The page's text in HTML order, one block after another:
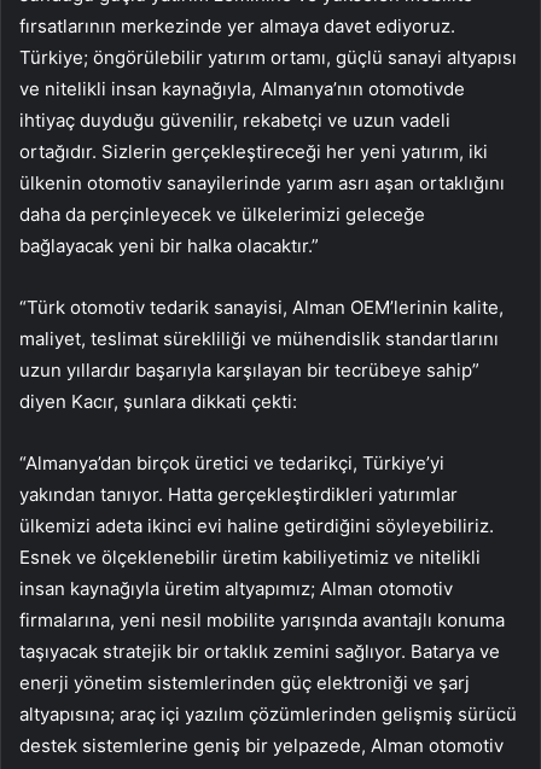
fırsatlarının merkezinde yer almaya davet ediyoruz.
Türkiye; öngörülebilir yatırım ortamı, güçlü sanayi altyapısı
ve nitelikli insan kaynağıyla, Almanya’nın otomotivde
ihtiyaç duyduğu güvenilir, rekabetçi ve uzun vadeli
ortağıdır. Sizlerin gerçekleştireceği her yeni yatırım, iki
ülkenin otomotiv sanayilerinde yarım asrı aşan ortaklığını
daha da perçinleyecek ve ülkelerimizi geleceğe
bağlayacak yeni bir halka olacaktır.”
“Türk otomotiv tedarik sanayisi, Alman OEM’lerinin kalite,
maliyet, teslimat sürekliliği ve mühendislik standartlarını
uzun yıllardır başarıyla karşılayan bir tecrübeye sahip”
diyen Kacır, şunlara dikkati çekti:
“Almanya’dan birçok üretici ve tedarikçi, Türkiye’yi
yakından tanıyor. Hatta gerçekleştirdikleri yatırımlar
ülkemizi adeta ikinci evi haline getirdiğini söyleyebiliriz.
Esnek ve ölçeklenebilir üretim kabiliyetimiz ve nitelikli
insan kaynağıyla üretim altyapımız; Alman otomotiv
firmalarına, yeni nesil mobilite yarışında avantajlı konuma
taşıyacak stratejik bir ortaklık zemini sağlıyor. Batarya ve
enerji yönetim sistemlerinden güç elektroniği ve şarj
altyapısına; araç içi yazılım çözümlerinden gelişmiş sürücü
destek sistemlerine geniş bir yelpazede, Alman otomotiv